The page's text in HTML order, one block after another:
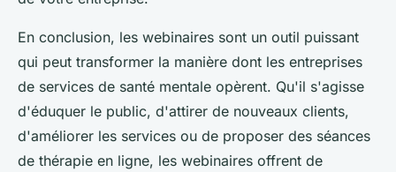
En conclusion, les webinaires sont un outil puissant
qui peut transformer la manière dont les entreprises
de services de santé mentale opèrent. Qu'il s'agisse
d'éduquer le public, d'attirer de nouveaux clients,
d'améliorer les services ou de proposer des séances
de thérapie en ligne, les webinaires offrent de